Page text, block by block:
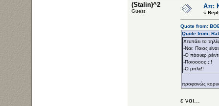
(Stalin)^2
Guest
Απ:
«
Quote from:
Quote from:
Χτυπάει το
-Ναι; Ποιος
-Ο πάουερ
-Ποιοοοος;;;!
-Ο μπλε!!
προφανώς
ε ναι...